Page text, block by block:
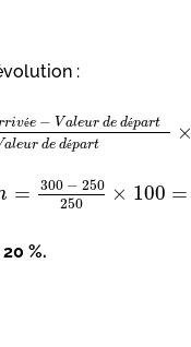
:
rivée − Valeur de départ
aleur de départ
×
= 300 − 250
250
× 100 =
20 %.